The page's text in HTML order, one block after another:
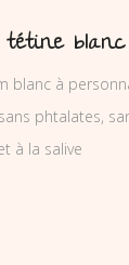
blanc à
phtalates,
à la salive